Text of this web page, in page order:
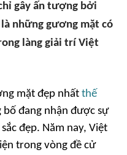
gây ấn tượng bởi
những gương mặt có
làng giải trí Việt
mặt đẹp nhất thế
bố đang nhận được sự
đẹp. Năm nay, Việt
trong vòng đề cử